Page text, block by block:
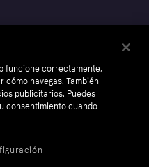
central: Stockholm, Sweden. Todos
46, 111 34 Stockholm.
funcione correctamente,
cómo navegas. También
publicitarios. Puedes
consentimiento cuando